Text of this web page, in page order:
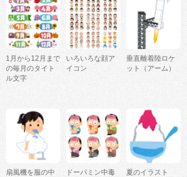
1月から12月まで
の毎月のタイト
ル文字
いろいろな顔ア
イコン
垂直離着陸ロケ
ット（アーム）
扇風機を服の中
ドーパミン中毒
夏のイラスト